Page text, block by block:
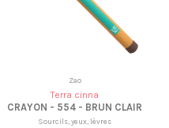
Zao
Terra cinna
CRAYON - 554 - BRUN CLAIR
Sourcils, yeux, lèvres